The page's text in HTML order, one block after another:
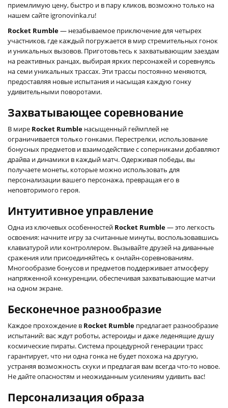
приемлимую цену, быстро и в пару кликов, возможно только на
нашем сайте igronovinka.ru!
Rocket Rumble— незабываемое приключение для четырех
участников, где каждый погружается в мир стремительных гонок
и уникальных вызовов. Приготовьтесь к захватывающим заездам
на реактивных ранцах, выбирая ярких персонажей и соревнуясь
на семи уникальных трассах. Эти трассы постоянно меняются,
предоставляя новые испытания и насыщая каждую гонку
удивительными поворотами.
Захватывающее соревнование
В мире Rocket Rumble насыщенный геймплей не
ограничивается только гонками. Перестрелки, использование
бонусных предметов и взаимодействие с соперниками добавляют
драйва и динамики в каждый матч. Одерживая победы, вы
получаете монеты, которые можно использовать для
персонализации вашего персонажа, превращая его в
неповторимого героя.
Интуитивное управление
Одна из ключевых особенностей Rocket Rumble— это легкость
освоения: начните игру за считанные минуты, воспользовавшись
клавиатурой или контроллером. Вызывайте друзей на диванные
сражения или присоединяйтесь к онлайн-соревнованиям.
Многообразие бонусов и предметов поддерживает атмосферу
напряженной конкуренции, обеспечивая захватывающие матчи
на одном экране.
Бесконечное разнообразие
Каждое прохождение в Rocket Rumble предлагает разнообразие
испытаний: вас ждут роботы, астероиды и даже леденящие душу
космические пираты. Система процедурной генерации трасс
гарантирует, что ни одна гонка не будет похожа на другую,
устраняя возможность скуки и предлагая вам всегда что-то новое.
Не дайте опасностям и неожиданным усилениям удивить вас!
Персонализация образа